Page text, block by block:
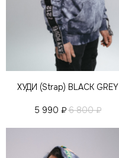
ХУДИ (Strap) BLACK GREY
5 990 ₽6 800 ₽